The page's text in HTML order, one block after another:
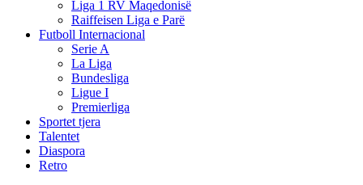
Liga 1 RV Maqedonisë
Raiffeisen Liga e Parë
Futboll Internacional
Serie A
La Liga
Bundesliga
Ligue I
Premierliga
Sportet tjera
Talentet
Diaspora
Retro